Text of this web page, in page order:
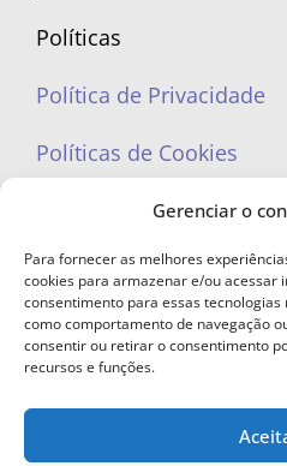
Gerenciar o
Para fornecer as melhores
cookies para armazenar e/ou acessar
consentimento para essas
como comportamento de navegação
consentir ou retirar o consentimento
recursos e funções.
Políticas
Política de Privacidade
Políticas de Cookies
© Copyright 2023 - Todos os direitos